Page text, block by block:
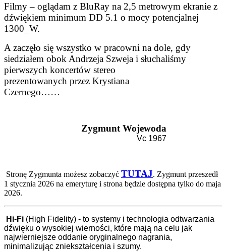
Filmy – oglądam z BluRay na 2,5 metrowym ekranie z
dźwiękiem minimum DD 5.1 o mocy potencjalnej
1300_W.
A zaczęło się wszystko w pracowni na dole, gdy
siedziałem obok Andrzeja Szweja i słuchaliśmy
pierwszych koncertów stereo
prezentowanych przez Krystiana
Czernego……
Zygmunt Wojewoda
Vc 1967
Stronę Zygmunta możesz zobaczyć TUTAJ. Zygmunt przeszedł
1 stycznia 2026 na emeryturę i strona będzie dostępna tylko do maja
2026.
Hi-Fi (High Fidelity) - to systemy i technologia odtwarzania
dźwięku o wysokiej wierności, które mają na celu jak
najwierniejsze oddanie oryginalnego nagrania,
minimalizując zniekształcenia i szumy.